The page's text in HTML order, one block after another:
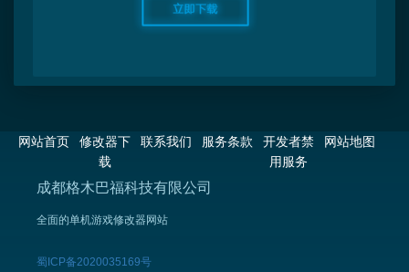
网站首页
修改器下
载
联系我们 服务条款
开发者禁
用服务
网站地图
成都格木巴福科技有限公司
全面的单机游戏修改器网站
蜀ICP备2020035169号